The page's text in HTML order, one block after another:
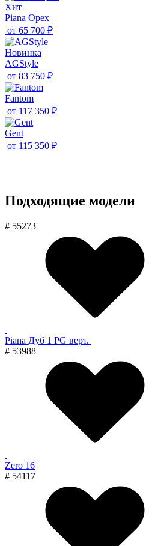
Хит
Piana Орех
от 65 700 ₽
Новинка
AGStyle
от 83 750 ₽
Fantom
от 117 350 ₽
Gent
от 115 350 ₽
Подходящие модели
# 55273
Piana Дуб 1 PG верт.
# 53988
Zero 16
# 54117